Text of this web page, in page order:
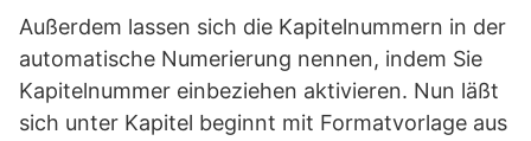
Außerdem lassen sich die Kapitelnummern in der
automatische Numerierung nennen, indem Sie
Kapitelnummer einbeziehen aktivieren. Nun läßt
sich unter Kapitel beginnt mit Formatvorlage aus